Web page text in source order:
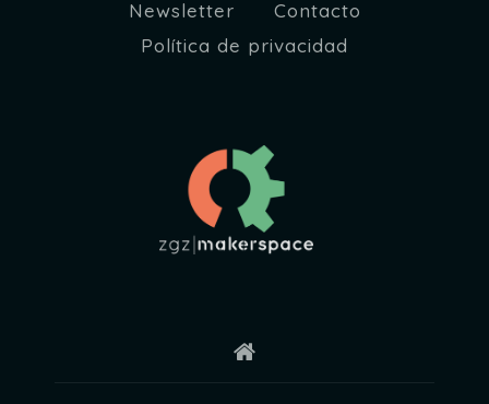
Newsletter
Contacto
Política de privacidad